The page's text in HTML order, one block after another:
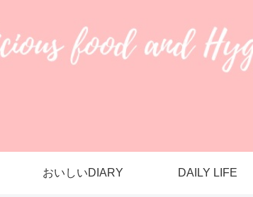
おいしいDIARY DAILY LIFE